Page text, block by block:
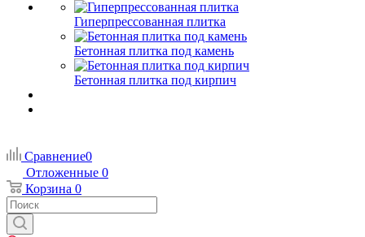
Гиперпрессованная плитка
Бетонная плитка под камень
Бетонная плитка под кирпич
Сравнение0
Отложенные 0
Корзина 0